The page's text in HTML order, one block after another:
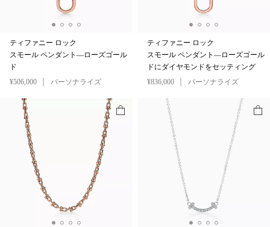
ティファニー ロック
スモール ペンダント—ローズゴール
ド
¥506,000
パーソナライズ
ティファニー ロック
スモール ペンダント—ローズゴール
ドにダイヤモンドをセッティング
¥836,000
パーソナライズ